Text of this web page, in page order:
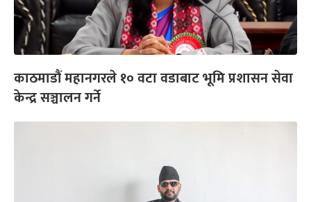
काठमाडौं महानगरले १० वटा वडाबाट भूमि प्रशासन सेवा
केन्द्र सञ्चालन गर्ने